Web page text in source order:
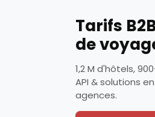
Tarifs
de
1,2 M d'hôtels,
API & solutions
agences.